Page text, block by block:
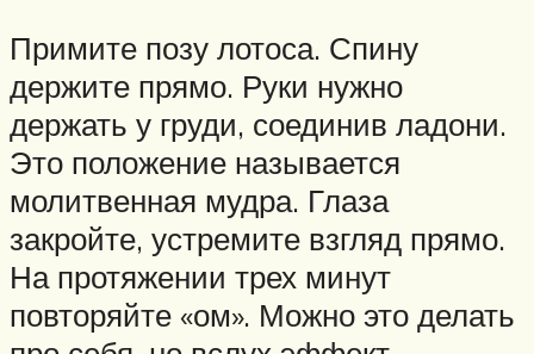
Примите позу лотоса. Спину
держите прямо. Руки нужно
держать у груди, соединив ладони.
Это положение называется
молитвенная мудра. Глаза
закройте, устремите взгляд прямо.
На протяжении трех минут
повторяйте «ом». Можно это делать